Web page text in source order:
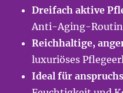
Dreifach aktive
Anti-Aging-
Reichhaltige,
luxuriöses
Ideal für